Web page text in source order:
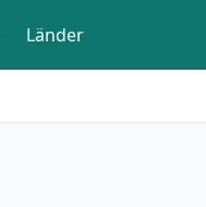
Länder